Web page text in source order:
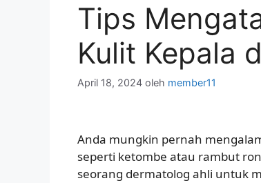
Tips
Kulit Kepala
April 18, 2024 oleh member11
Anda mungkin pernah
seperti ketombe atau rambut
seorang dermatolog ahli untuk